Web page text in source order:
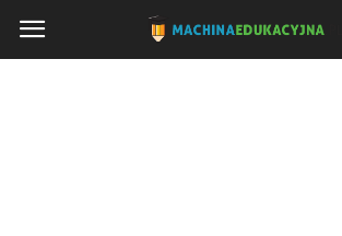
Machinaedukacyjna.pl